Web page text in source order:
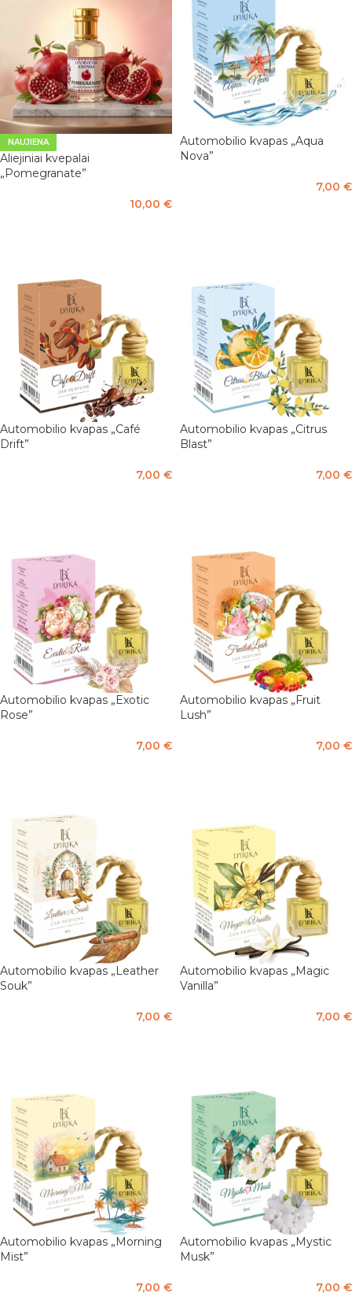
NAUJIENA
Aliejiniai kvepalai
„Pomegranate”
10,00 €
Automobilio kvapas „Aqua
Nova”
7,00 €
Automobilio kvapas „Café
Drift”
7,00 €
Automobilio kvapas „Citrus
Blast”
7,00 €
Automobilio kvapas „Exotic
Rose”
7,00 €
Automobilio kvapas „Fruit
Lush”
7,00 €
Automobilio kvapas „Leather
Souk”
7,00 €
Automobilio kvapas „Magic
Vanilla”
7,00 €
Automobilio kvapas „Morning
Mist”
7,00 €
Automobilio kvapas „Mystic
Musk”
7,00 €